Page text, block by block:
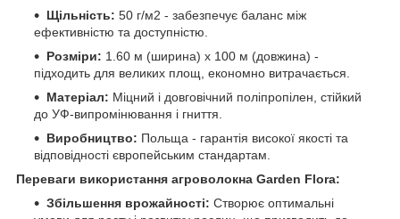
Щільність: 50 г/м2 - забезпечує баланс між
ефективністю та доступністю.
Розміри: 1.60 м (ширина) x 100 м (довжина) -
підходить для великих площ, економно витрачається.
Матеріал: Міцний і довговічний поліпропілен, стійкий
до УФ-випромінювання і гниття.
Виробництво: Польща - гарантія високої якості та
відповідності європейським стандартам.
Переваги використання агроволокна Garden Flora:
Збільшення врожайності: Створює оптимальні